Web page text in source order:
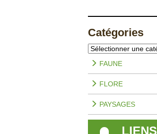
Catégories
Catégories
FAUNE
FLORE
PAYSAGES
LIENS